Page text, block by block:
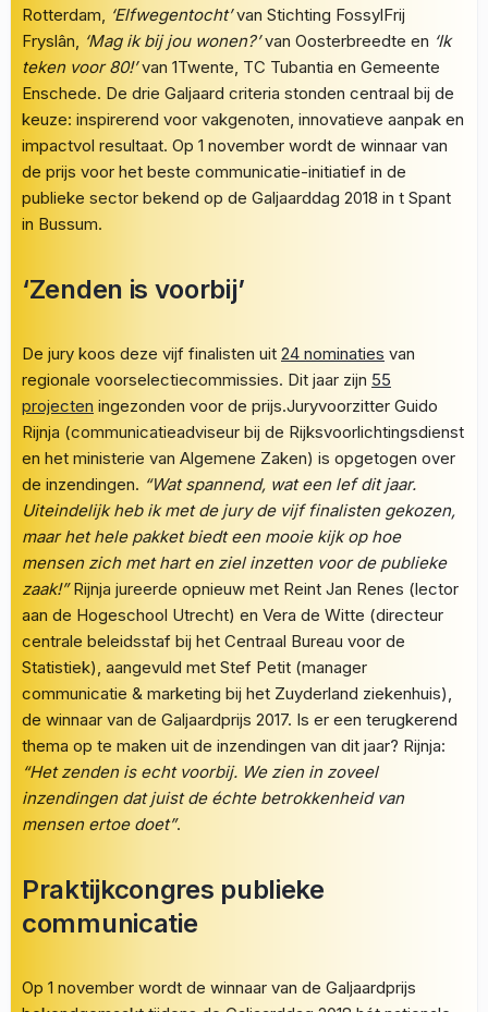
Rotterdam, ‘Elfwegentocht’van Stichting FossylFrij
Fryslân, ‘Mag ik bij jou wonen?’van Oosterbreedte en ‘Ik
teken voor 80!’van 1Twente, TC Tubantia en Gemeente
Enschede. De drie Galjaard criteria stonden centraal bij de
keuze: inspirerend voor vakgenoten, innovatieve aanpak en
impactvol resultaat. Op 1 november wordt de winnaar van
de prijs voor het beste communicatie-initiatief in de
publieke sector bekend op de Galjaarddag 2018 in t Spant
in Bussum.
‘Zenden is voorbij’
De jury koos deze vijf finalisten uit 24 nominaties van
regionale voorselectiecommissies. Dit jaar zijn 55
projecten ingezonden voor de prijs.Juryvoorzitter Guido
Rijnja (communicatieadviseur bij de Rijksvoorlichtingsdienst
en het ministerie van Algemene Zaken) is opgetogen over
de inzendingen. “Wat spannend, wat een lef dit jaar.
Uiteindelijk heb ik met de jury de vijf finalisten gekozen,
maar het hele pakket biedt een mooie kijk op hoe
mensen zich met hart en ziel inzetten voor de publieke
zaak!”Rijnja jureerde opnieuw met Reint Jan Renes (lector
aan de Hogeschool Utrecht) en Vera de Witte (directeur
centrale beleidsstaf bij het Centraal Bureau voor de
Statistiek), aangevuld met Stef Petit (manager
communicatie & marketing bij het Zuyderland ziekenhuis),
de winnaar van de Galjaardprijs 2017. Is er een terugkerend
thema op te maken uit de inzendingen van dit jaar? Rijnja:
“Het zenden is echt voorbij. We zien in zoveel
inzendingen dat juist de échte betrokkenheid van
mensen ertoe doet”.
Praktijkcongres publieke
communicatie
Op 1 november wordt de winnaar van de Galjaardprijs